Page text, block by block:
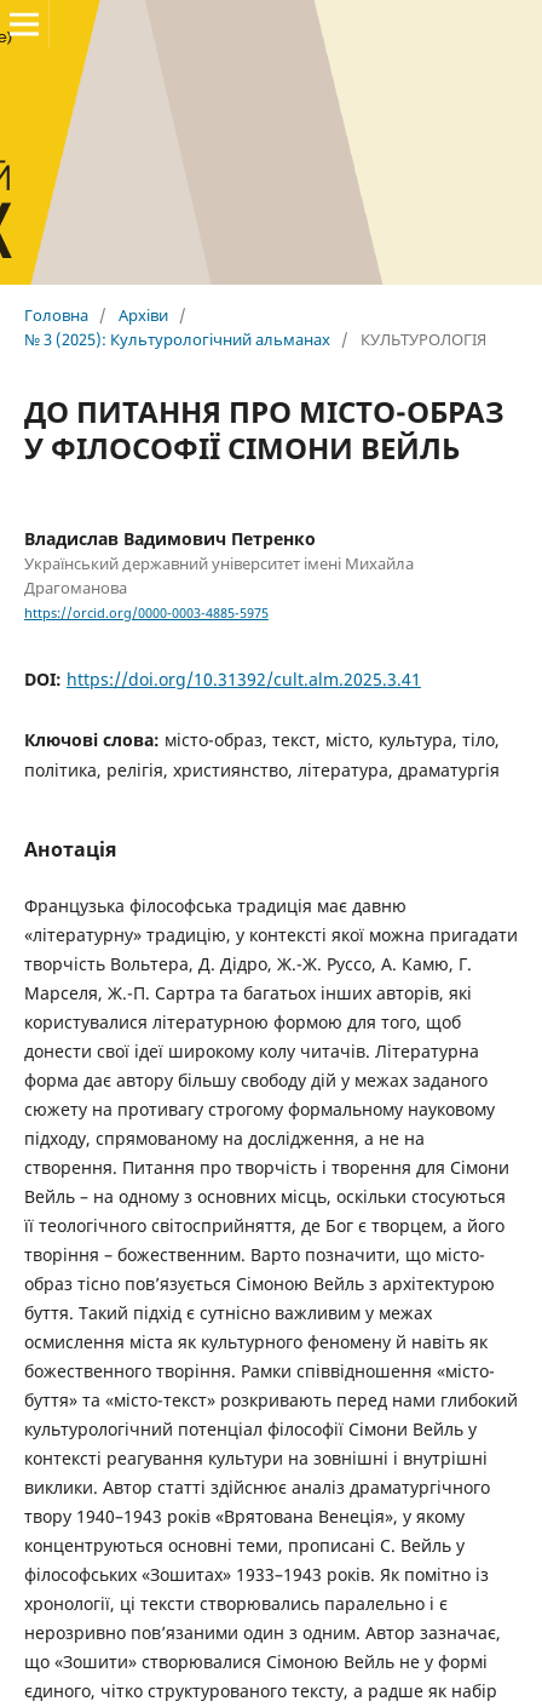
Головна / Архіви /
№ 3 (2025): Культурологічний альманах / КУЛЬТУРОЛОГІЯ
ДО ПИТАННЯ ПРО МІСТО-ОБРАЗ
У ФІЛОСОФІЇ СІМОНИ ВЕЙЛЬ
Владислав Вадимович Петренко
Український державний університет імені Михайла
Драгоманова
https://orcid.org/0000-0003-4885-5975
DOI: https://doi.org/10.31392/cult.alm.2025.3.41
Ключові слова: місто-образ, текст, місто, культура, тіло,
політика, релігія, християнство, література, драматургія
Анотація
Французька філософська традиція має давню
«літературну» традицію, у контексті якої можна пригадати
творчість Вольтера, Д. Дідро, Ж.-Ж. Руссо, А. Камю, Г.
Марселя, Ж.-П. Сартра та багатьох інших авторів, які
користувалися літературною формою для того, щоб
донести свої ідеї широкому колу читачів. Літературна
форма дає автору більшу свободу дій у межах заданого
сюжету на противагу строгому формальному науковому
підходу, спрямованому на дослідження, а не на
створення. Питання про творчість і творення для Сімони
Вейль – на одному з основних місць, оскільки стосуються
її теологічного світосприйняття, де Бог є творцем, а його
творіння – божественним. Варто позначити, що місто-
образ тісно пов’язується Сімоною Вейль з архітектурою
буття. Такий підхід є сутнісно важливим у межах
осмислення міста як культурного феномену й навіть як
божественного творіння. Рамки співвідношення «місто-
буття» та «місто-текст» розкривають перед нами глибокий
культурологічний потенціал філософії Сімони Вейль у
контексті реагування культури на зовнішні і внутрішні
виклики. Автор статті здійснює аналіз драматургічного
твору 1940–1943 років «Врятована Венеція», у якому
концентруються основні теми, прописані С. Вейль у
філософських «Зошитах» 1933–1943 років. Як помітно із
хронології, ці тексти створювались паралельно і є
нерозривно пов’язаними один з одним. Автор зазначає,
що «Зошити» створювалися Сімоною Вейль не у формі
єдиного, чітко структурованого тексту, а радше як набір